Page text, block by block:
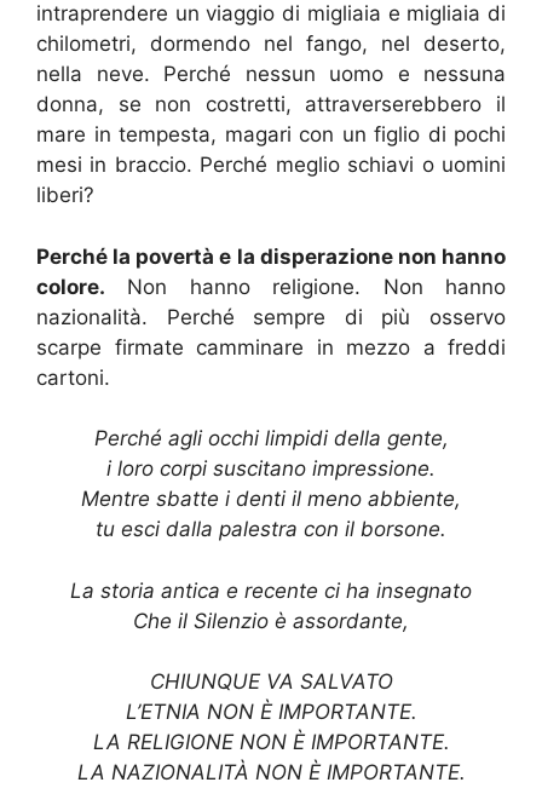
intraprendere un viaggio di migliaia e migliaia di
chilometri, dormendo nel fango, nel deserto,
nella neve. Perché nessun uomo e nessuna
donna, se non costretti, attraverserebbero il
mare in tempesta, magari con un figlio di pochi
mesi in braccio. Perché meglio schiavi o uomini
liberi?
Perché la povertà e la disperazione non hanno
colore. Non hanno religione. Non hanno
nazionalità. Perché sempre di più osservo
scarpe firmate camminare in mezzo a freddi
cartoni.
Perché agli occhi limpidi della gente,
i loro corpi suscitano impressione.
Mentre sbatte i denti il meno abbiente,
tu esci dalla palestra con il borsone.
La storia antica e recente ci ha insegnato
Che il Silenzio è assordante,
CHIUNQUE VA SALVATO
L’ETNIA NON È IMPORTANTE.
LA RELIGIONE NON È IMPORTANTE.
LA NAZIONALITÀ NON È IMPORTANTE.